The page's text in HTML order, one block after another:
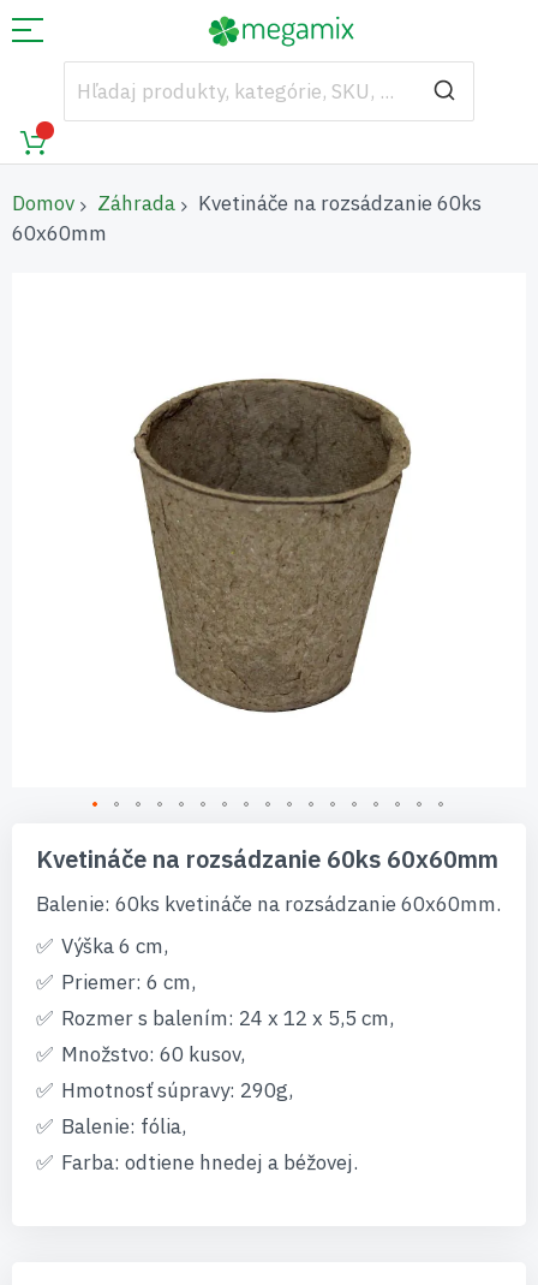
Domov Záhrada
Kvetináče na rozsádzanie 60ks
60x60mm
začiatok
galérie
obrázkov
Kvetináče na rozsádzanie 60ks 60x60mm
Balenie: 60ks kvetináče na rozsádzanie 60x60mm.
Výška 6 cm,
Priemer: 6 cm,
Rozmer s balením: 24 x 12 x 5,5 cm,
Množstvo: 60 kusov,
Hmotnosť súpravy: 290g,
Balenie: fólia,
Farba: odtiene hnedej a béžovej.